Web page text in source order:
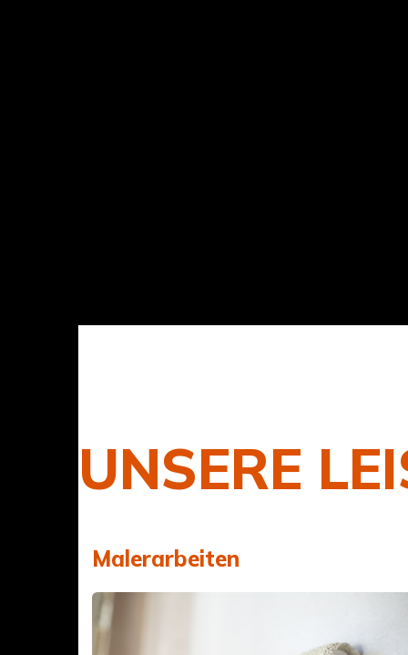
UNSERE
Malerarbeiten